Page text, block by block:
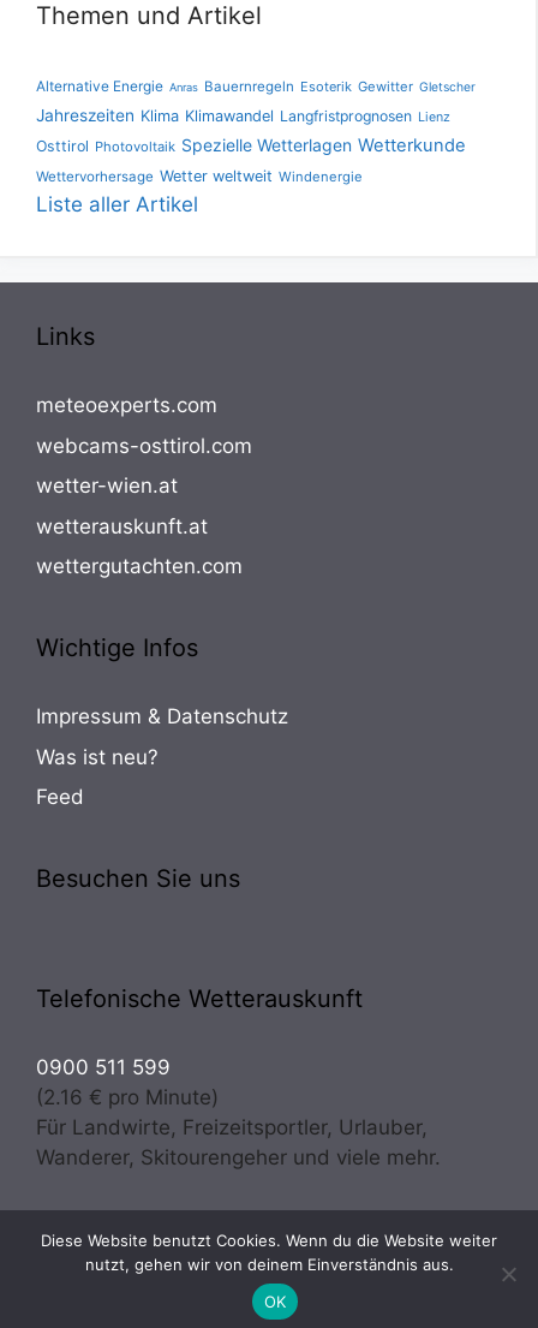
Themen und Artikel
Alternative Energie Anras Bauernregeln Esoterik Gewitter Gletscher
Jahreszeiten Klima Klimawandel Langfristprognosen Lienz
Osttirol Photovoltaik Spezielle Wetterlagen Wetterkunde
Wettervorhersage Wetter weltweit Windenergie
Liste aller Artikel
Links
meteoexperts.com
webcams-osttirol.com
wetter-wien.at
wetterauskunft.at
wettergutachten.com
Wichtige Infos
Impressum & Datenschutz
Was ist neu?
Feed
Besuchen Sie uns
Telefonische Wetterauskunft
0900 511 599
(2.16 € pro Minute)
Für Landwirte, Freizeitsportler, Urlauber,
Wanderer, Skitourengeher und viele mehr.
Copyright © 2026 · Wetter Osttirol | meteo experts
Prugger & Troger OG - Alle Rechte vorbehalten
Diese Website benutzt Cookies. Wenn du die Website weiter
nutzt, gehen wir von deinem Einverständnis aus.
OK